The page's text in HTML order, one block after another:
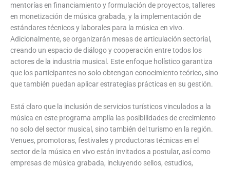
mentorías en financiamiento y formulación de proyectos, talleres
en monetización de música grabada, y la implementación de
estándares técnicos y laborales para la música en vivo.
Adicionalmente, se organizarán mesas de articulación sectorial,
creando un espacio de diálogo y cooperación entre todos los
actores de la industria musical. Este enfoque holístico garantiza
que los participantes no solo obtengan conocimiento teórico, sino
que también puedan aplicar estrategias prácticas en su gestión.
Está claro que la inclusión de servicios turísticos vinculados a la
música en este programa amplía las posibilidades de crecimiento
no solo del sector musical, sino también del turismo en la región.
Venues, promotoras, festivales y productoras técnicas en el
sector de la música en vivo están invitados a postular, así como
empresas de música grabada, incluyendo sellos, estudios,